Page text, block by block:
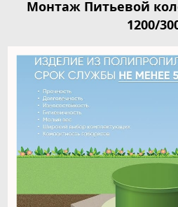
Монтаж Питьевой
1200/